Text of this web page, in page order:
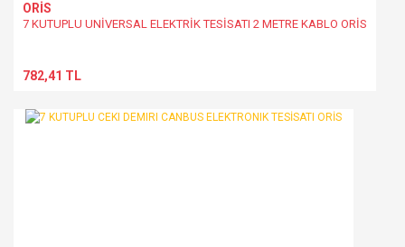
ORİS
7 KUTUPLU UNİVERSAL ELEKTRİK TESİSATI 2 METRE KABLO ORİS
782,41 TL